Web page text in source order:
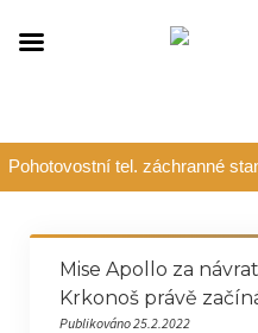
Pohotovostní tel. záchranné
Mise Apollo za
Krkonoš právě
Publikováno 25.2.2022